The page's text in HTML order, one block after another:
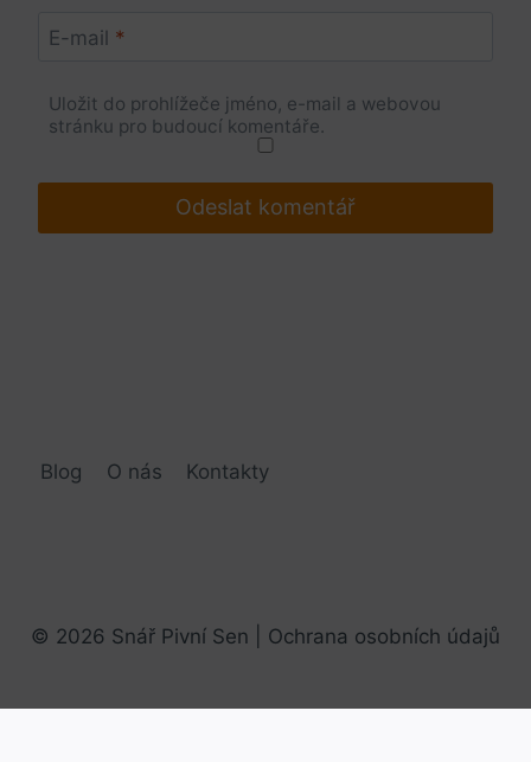
E-mail *
Uložit do prohlížeče jméno, e-mail a webovou
stránku pro budoucí komentáře.
Blog O nás Kontakty
© 2026 Snář Pivní Sen | Ochrana osobních údajů